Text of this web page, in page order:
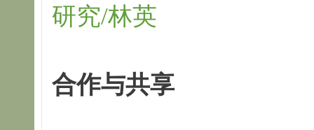
研究/林英
合作与共享